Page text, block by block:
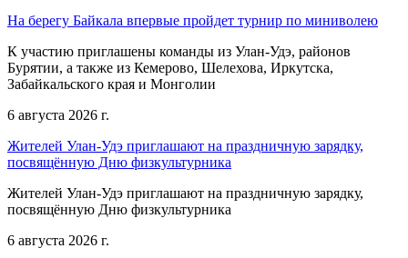
На берегу Байкала впервые пройдет турнир по миниволею
К участию приглашены команды из Улан‑Удэ, районов
Бурятии, а также из Кемерово, Шелехова, Иркутска,
Забайкальского края и Монголии
6 августа 2026 г.
Жителей Улан-Удэ приглашают на праздничную зарядку,
посвящённую Дню физкультурника
Жителей Улан-Удэ приглашают на праздничную зарядку,
посвящённую Дню физкультурника
6 августа 2026 г.